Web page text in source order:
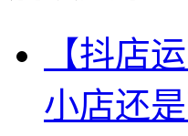
【抖店
小店还